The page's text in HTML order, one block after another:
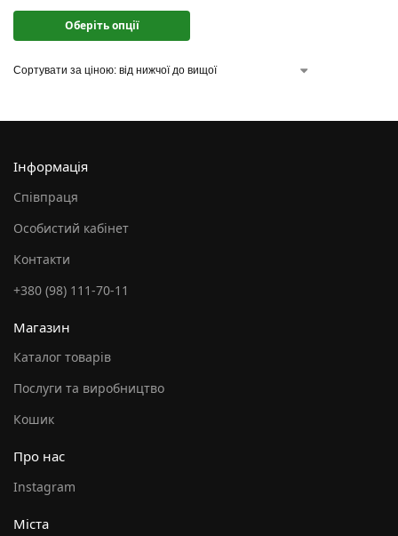
Оберіть опції
Інформація
Співпраця
Особистий кабінет
Контакти
+380 (98) 111-70-11
Магазин
Каталог товарів
Послуги та виробництво
Кошик
Про нас
Instagram
Міста